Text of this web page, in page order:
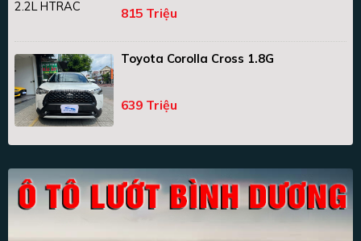
815 Triệu
Toyota Corolla Cross 1.8G
639 Triệu